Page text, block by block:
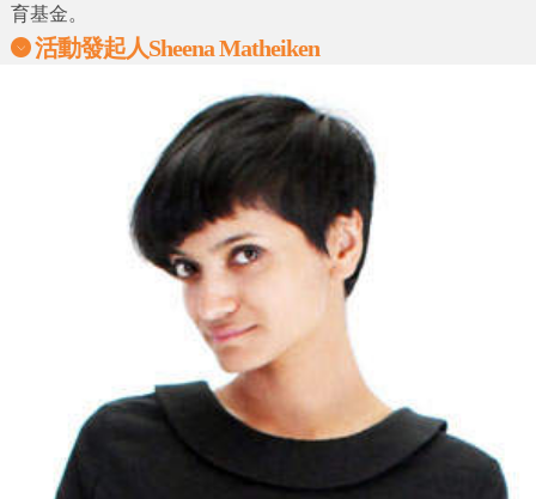
育基金。
活動發起人Sheena Matheiken